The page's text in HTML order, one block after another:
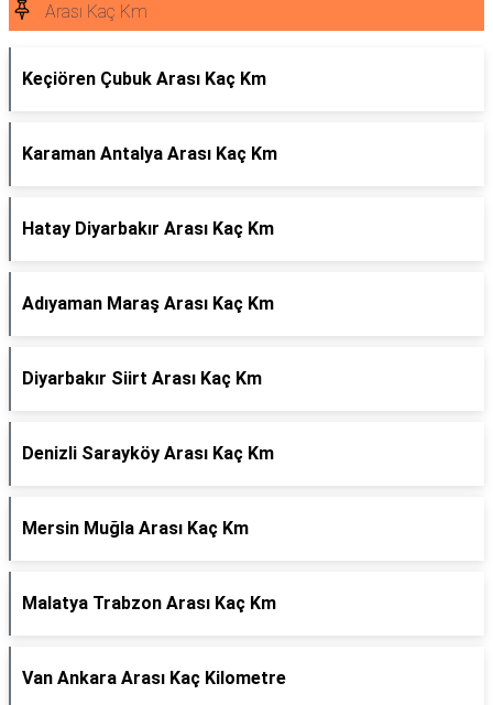
Arası Kaç Km
Keçiören Çubuk Arası Kaç Km
Karaman Antalya Arası Kaç Km
Hatay Diyarbakır Arası Kaç Km
Adıyaman Maraş Arası Kaç Km
Diyarbakır Siirt Arası Kaç Km
Denizli Sarayköy Arası Kaç Km
Mersin Muğla Arası Kaç Km
Malatya Trabzon Arası Kaç Km
Van Ankara Arası Kaç Kilometre